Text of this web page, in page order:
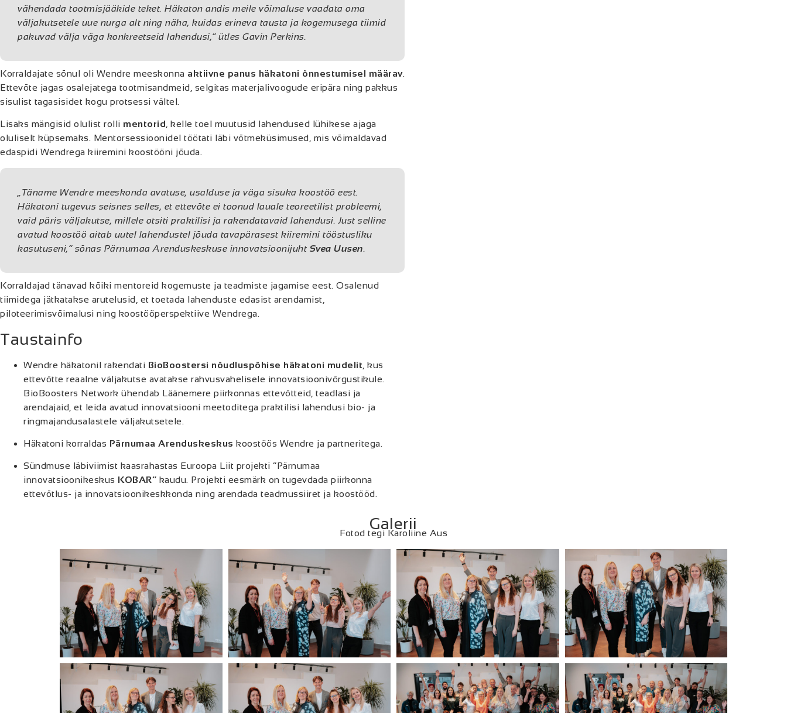
vähendada tootmisjääkide teket. Häkaton andis meile võimaluse vaadata oma
väljakutsetele uue nurga alt ning näha, kuidas erineva tausta ja kogemusega tiimid
pakuvad välja väga konkreetseid lahendusi,” ütles Gavin Perkins.
Korraldajate sõnul oli Wendre meeskonna aktiivne panus häkatoni õnnestumisel määrav.
Ettevõte jagas osalejatega tootmisandmeid, selgitas materjalivoogude eripära ning pakkus
sisulist tagasisidet kogu protsessi vältel.
Lisaks mängisid olulist rolli mentorid , kelle toel muutusid lahendused lühikese ajaga
oluliselt küpsemaks. Mentorsessioonidel töötati läbi võtmeküsimused, mis võimaldavad
edaspidi Wendrega kiiremini koostööni jõuda.
Täname Wendre meeskonda avatuse, usalduse ja väga sisuka koostöö eest.
Häkatoni tugevus seisnes selles, et ettevõte ei toonud lauale teoreetilist probleemi,
vaid päris väljakutse, millele otsiti praktilisi ja rakendatavaid lahendusi. Just selline
avatud koostöö aitab uutel lahendustel jõuda tavapärasest kiiremini tööstusliku
kasutuseni,” sõnas Pärnumaa Arenduskeskuse innovatsioonijuht Svea Uusen.
Korraldajad tänavad kõiki mentoreid kogemuste ja teadmiste jagamise eest. Osalenud
tiimidega jätkatakse arutelusid, et toetada lahenduste edasist arendamist,
piloteerimisvõimalusi ning koostööperspektiive Wendrega.
Taustainfo
Wendre häkatonil rakendati BioBoostersi nõudluspõhise häkatoni mudelit , kus
ettevõtte reaalne väljakutse avatakse rahvusvahelisele innovatsioonivõrgustikule.
BioBoosters Network ühendab Läänemere piirkonnas ettevõtteid, teadlasi ja
arendajaid, et leida avatud innovatsiooni meetoditega praktilisi lahendusi bio- ja
ringmajandusalastele väljakutsetele.
Häkatoni korraldas Pärnumaa Arenduskeskus koostöös Wendre ja partneritega.
Sündmuse läbiviimist kaasrahastas Euroopa Liit projekti “Pärnumaa
innovatsioonikeskus KOBAR” kaudu. Projekti eesmärk on tugevdada piirkonna
ettevõtlus- ja innovatsioonikeskkonda ning arendada teadmussiiret ja koostööd.
Galerii
Fotod tegi Karoliine Aus